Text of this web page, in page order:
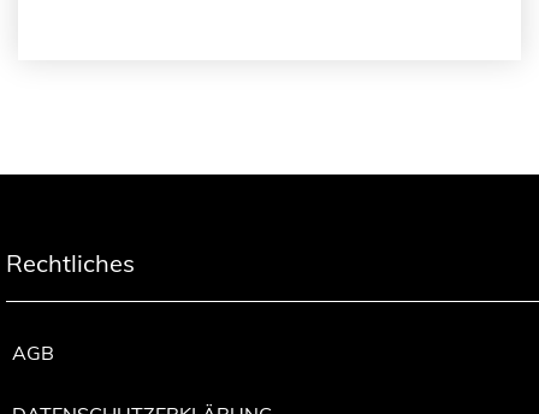
Rechtliches
AGB